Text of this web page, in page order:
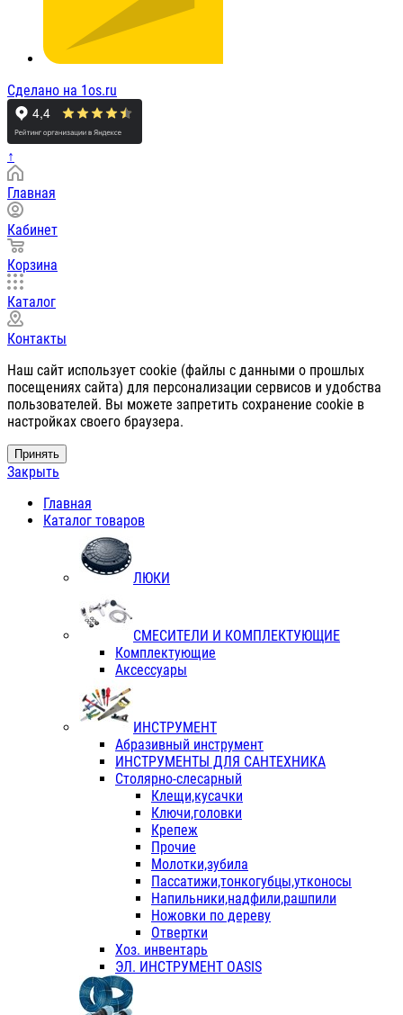
Сделано на 1os.ru
↑
Главная
Кабинет
Корзина
Каталог
Контакты
Наш сайт использует cookie (файлы с данными о прошлых
посещениях сайта) для персонализации сервисов и удобства
пользователей. Вы можете запретить сохранение cookie в
настройках своего браузера.
Принять
Закрыть
Главная
Каталог товаров
ЛЮКИ
СМЕСИТЕЛИ И КОМПЛЕКТУЮЩИЕ
Комплектующие
Аксессуары
ИНСТРУМЕНТ
Абразивный инструмент
ИНСТРУМЕНТЫ ДЛЯ САНТЕХНИКА
Столярно-слесарный
Клещи,кусачки
Ключи,головки
Крепеж
Прочие
Молотки,зубила
Пассатижи,тонкогубцы,утконосы
Напильники,надфили,рашпили
Ножовки по дереву
Отвертки
Хоз. инвентарь
ЭЛ. ИНСТРУМЕНТ OASIS